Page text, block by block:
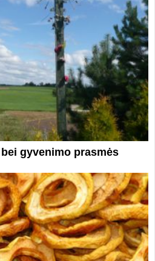
gyvenimo prasmės